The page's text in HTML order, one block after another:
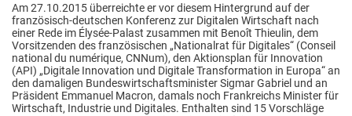
Am 27.10.2015 überreichte er vor diesem Hintergrund auf der
französisch-deutschen Konferenz zur Digitalen Wirtschaft nach
einer Rede im Élysée-Palast zusammen mit Benoît Thieulin, dem
Vorsitzenden des französischen „Nationalrat für Digitales“ (Conseil
national du numérique, CNNum), den Aktionsplan für Innovation
(API) „Digitale Innovation und Digitale Transformation in Europa“ an
den damaligen Bundeswirtschaftsminister Sigmar Gabriel und an
Präsident Emmanuel Macron, damals noch Frankreichs Minister für
Wirtschaft, Industrie und Digitales. Enthalten sind 15 Vorschläge